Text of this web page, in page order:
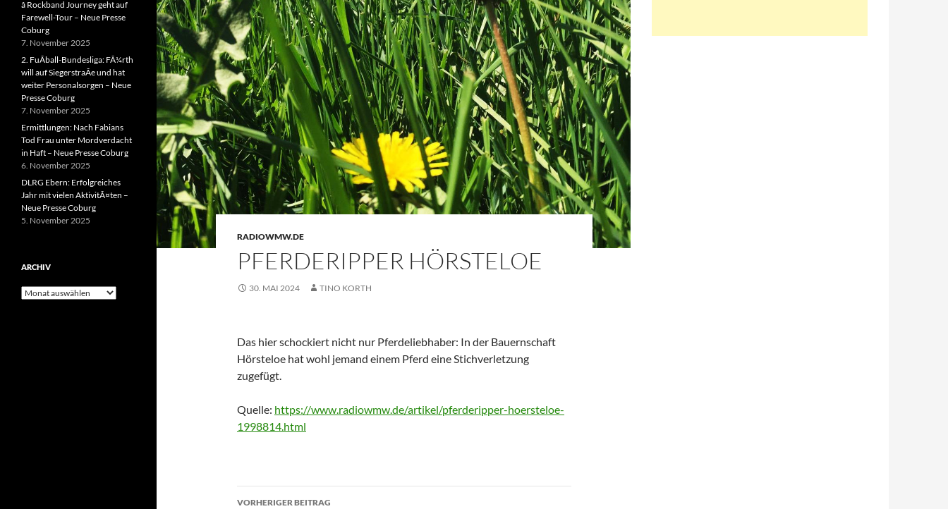
RADIOWMW.DE
PFERDERIPPER HÖRSTELOE
30. MAI 2024 TINO KORTH
Das hier schockiert nicht nur Pferdeliebhaber: In der Bauernschaft
Hörsteloe hat wohl jemand einem Pferd eine Stichverletzung
zugefügt.
Quelle: https://www.radiowmw.de/artikel/pferderipper-hoersteloe-
1998814.html
Beitragsnavigation
VORHERIGER BEITRAG
â Rockband Journey geht auf
Farewell-Tour – Neue Presse
Coburg
7. November 2025
2. FuÃball-Bundesliga: FÃ¼rth
will auf SiegerstraÃe und hat
weiter Personalsorgen – Neue
Presse Coburg
7. November 2025
Ermittlungen: Nach Fabians
Tod Frau unter Mordverdacht
in Haft – Neue Presse Coburg
6. November 2025
DLRG Ebern: Erfolgreiches
Jahr mit vielen AktivitÃ¤ten –
Neue Presse Coburg
5. November 2025
ARCHIV
Archiv